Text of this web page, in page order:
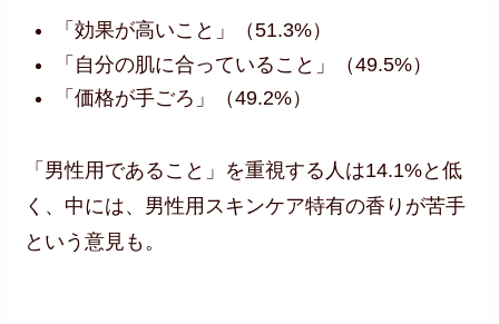
「効果が高いこと」（51.3%）
「自分の肌に合っていること」（49.5%）
「価格が手ごろ」（49.2%）
「男性用であること」を重視する人は14.1%と低
く、中には、男性用スキンケア特有の香りが苦手
という意見も。